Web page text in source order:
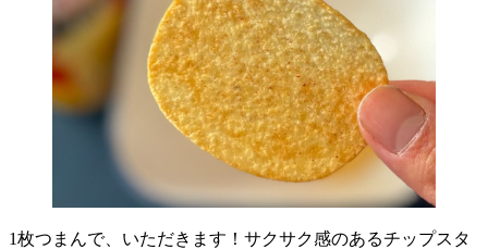
1枚つまんで、いただきます！サクサク感のあるチップスタ